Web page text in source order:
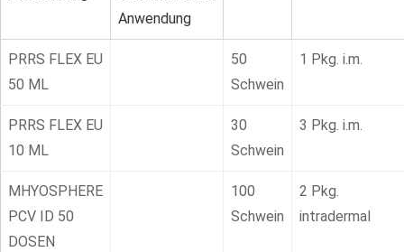
Anwendung
PRRS FLEX EU
50 ML
50
Schwein
1 Pkg. i.m.
PRRS FLEX EU
10 ML
30
Schwein
3 Pkg. i.m.
MHYOSPHERE
PCV ID 50
DOSEN
100
Schwein
2 Pkg.
intradermal